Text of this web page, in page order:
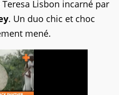
Lisbon incarné par
. Un duo chic et choc
mené.